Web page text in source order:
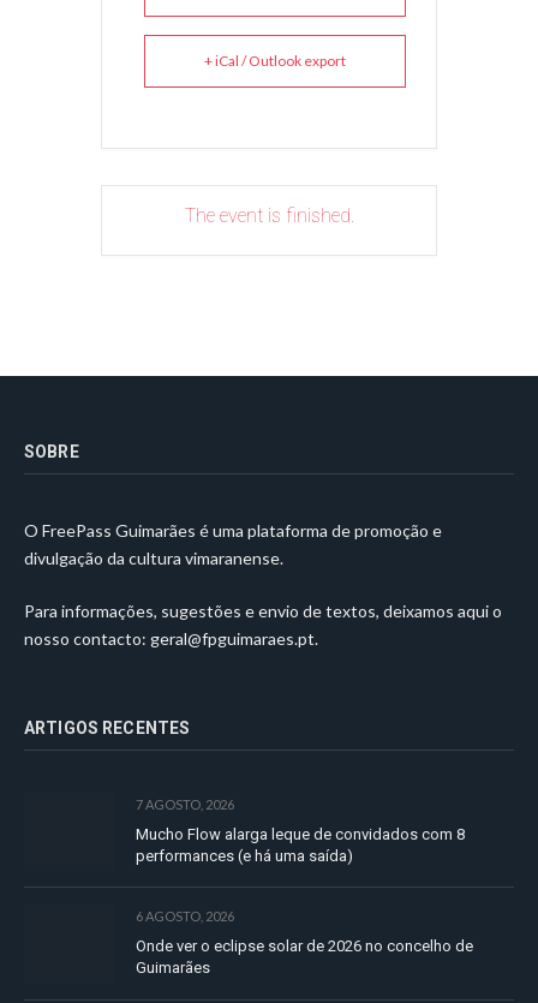
+ iCal / Outlook export
The event is finished.
SOBRE
O FreePass Guimarães é uma plataforma de promoção e
divulgação da cultura vimaranense.
Para informações, sugestões e envio de textos, deixamos aqui o
nosso contacto: geral@fpguimaraes.pt.
ARTIGOS RECENTES
7 AGOSTO, 2026
Mucho Flow alarga leque de convidados com 8
performances (e há uma saída)
6 AGOSTO, 2026
Onde ver o eclipse solar de 2026 no concelho de
Guimarães